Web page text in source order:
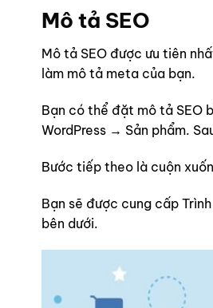
Mô tả SEO
Mô tả SEO được ưu tiên
làm mô tả meta của bạn.
Bạn có thể đặt mô tả SEO
WordPress → Sản phẩm.
Bước tiếp theo là cuộn
Bạn sẽ được cung cấp
bên dưới.